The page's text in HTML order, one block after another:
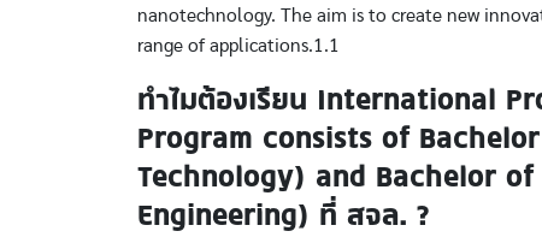
nanotechnology. The aim is to create new
range of applications.1.1
ทำไมต้องเรียน International
Program consists of
Technology) and Bachelor
Engineering) ที่ สจล. ?